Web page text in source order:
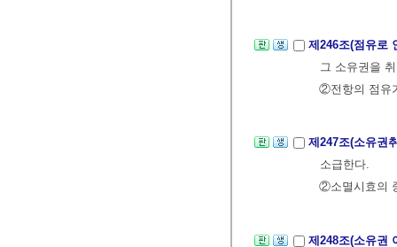
제246조(점유로
그 소유권을
②전항의 점유
제247조(소유권
소급한다.
②소멸시효의
제248조(소유권